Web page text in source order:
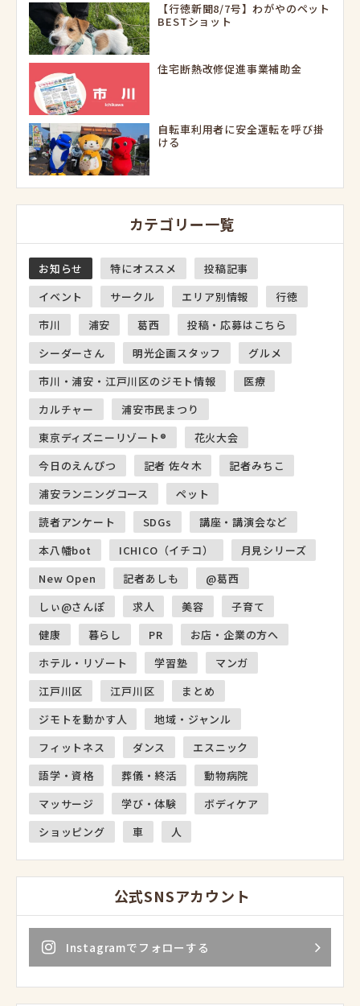
【行徳新聞8/7号】わがやのペット
BESTショット
住宅断熱改修促進事業補助金
自転車利用者に安全運転を呼び掛
ける
カテゴリー一覧
お知らせ 特にオススメ
投稿記事
イベント
サークル エリア別情報
行徳
市川
浦安 葛西
投稿・応募はこちら
シーダーさん
明光企画スタッフ
グルメ
市川・浦安・江戸川区のジモト情報
医療
カルチャー
浦安市民まつり
東京ディズニーリゾート®
花火大会
今日のえんぴつ
記者 佐々木
記者みちこ
浦安ランニングコース
ペット
読者アンケート
SDGs
講座・講演会など
本八幡bot
ICHICO（イチコ）
月見シリーズ
New Open
記者あしも
@葛西
しぃ@さんぽ
求人 美容
子育て
健康
暮らし PR
お店・企業の方へ
ホテル・リゾート
学習塾
マンガ
江戸川区
江戸川区
まとめ
ジモトを動かす人
地域・ジャンル
フィットネス
ダンス
エスニック
語学・資格
葬儀・終活
動物病院
マッサージ
学び・体験
ボディケア
ショッピング
車 人
公式SNSアカウント
Instagramでフォローする